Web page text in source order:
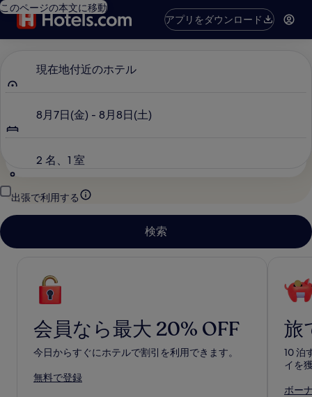
このページの本文に移動
アプリをダウンロード
現在地付近のホテル
8月7日(金) - 8月8日(土)
2 名、1 室
出張で利用する
検索
会員なら最大 20% OFF
今日からすぐにホテルで割引を利用できます。
無料で登録
旅
10 泊
イを
ボー